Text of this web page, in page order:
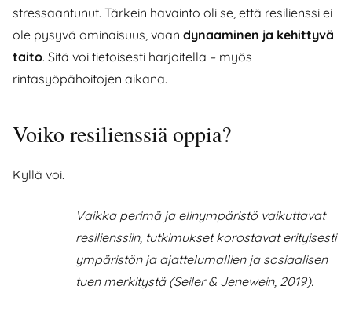
stressaantunut. Tärkein havainto oli se, että resilienssi ei
ole pysyvä ominaisuus, vaan dynaaminen ja kehittyvä
taito. Sitä voi tietoisesti harjoitella – myös
rintasyöpähoitojen aikana.
Voiko resilienssiä oppia?
Kyllä voi.
Vaikka perimä ja elinympäristö vaikuttavat
resilienssiin, tutkimukset korostavat erityisesti
ympäristön ja ajattelumallien ja sosiaalisen
tuen merkitystä (Seiler & Jenewein, 2019).